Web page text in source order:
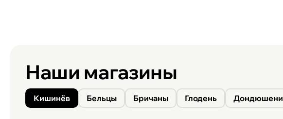
Наши магазины
Кишинёв Бельцы Бричаны Глодень Дондюшени